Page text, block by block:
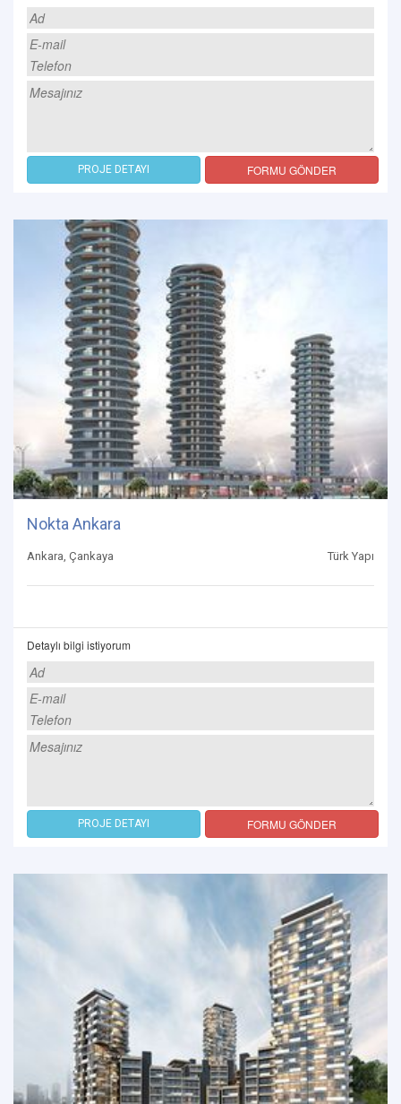
PROJE DETAYI FORMU GÖNDER
Nokta Ankara
Ankara, Çankaya Türk Yapı
Detaylı bilgi istiyorum
PROJE DETAYI FORMU GÖNDER